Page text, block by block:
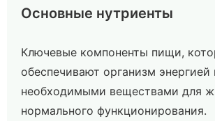
Основные нутриенты
Ключевые компоненты пищи,
обеспечивают организм энергией
необходимыми веществами для
нормального функционирования.